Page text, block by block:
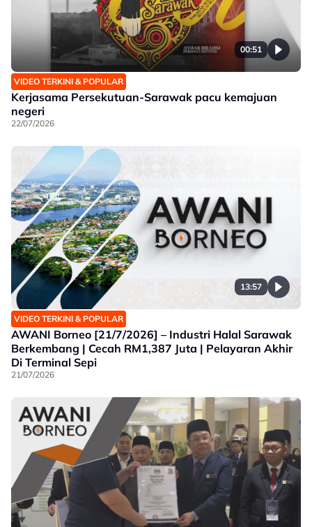
00:51
VIDEO TERKINI & POPULAR
Kerjasama Persekutuan-Sarawak pacu kemajuan
negeri
22/07/2026
13:57
VIDEO TERKINI & POPULAR
AWANI Borneo [21/7/2026] – Industri Halal Sarawak
Berkembang | Cecah RM1,387 Juta | Pelayaran Akhir
Di Terminal Sepi
21/07/2026